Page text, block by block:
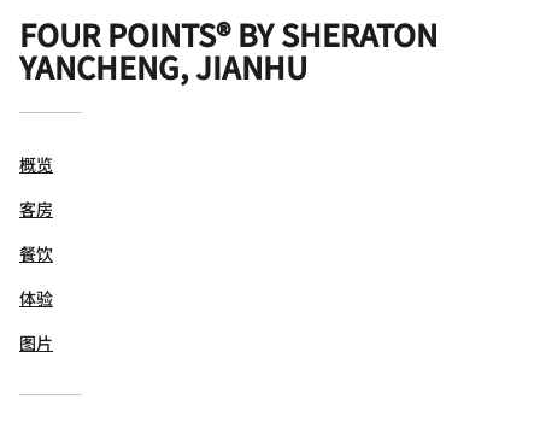
FOUR POINTS® BY SHERATON
YANCHENG, JIANHU
概览
客房
餐饮
体验
图片